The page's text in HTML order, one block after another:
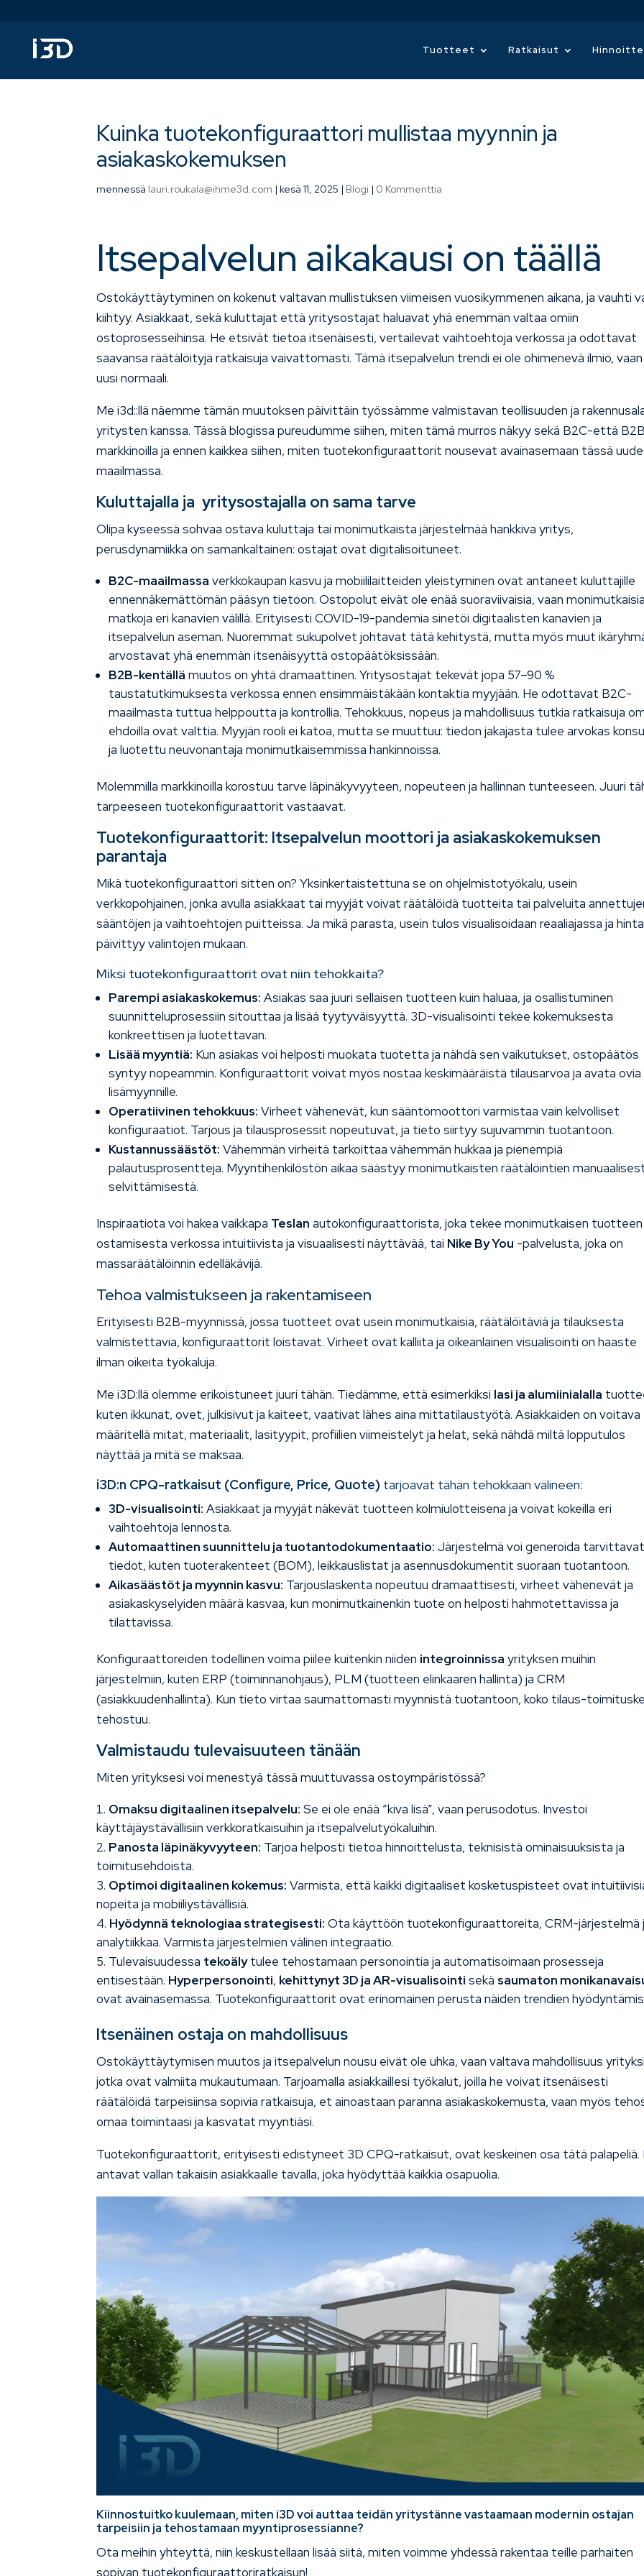
Tuotteet Ratkaisut
Kuinka tuotekonfiguraattori mullistaa myynnin ja
asiakaskokemuksen
mennessä lauri.roukala@ihme3d.com |kesä 11, 2025 | Blogi | 0 Kommenttia
Itsepalvelun aikakausi on täällä
Ostokäyttäytyminen on kokenut valtavan mullistuksen viimeisen vuosikymmenen aikana, ja vauhti
kiihtyy. Asiakkaat, sekä kuluttajat että yritysostajat haluavat yhä enemmän valtaa omiin
ostoprosesseihinsa. He etsivät tietoa itsenäisesti, vertailevat vaihtoehtoja verkossa ja odottavat
saavansa räätälöityjä ratkaisuja vaivattomasti. Tämä itsepalvelun trendi ei ole ohimenevä ilmiö, vaan
uusi normaali.
Me i3d::llä näemme tämän muutoksen päivittäin työssämme valmistavan teollisuuden ja
yritysten kanssa. Tässä blogissa pureudumme siihen, miten tämä murros näkyy sekä B2C-että
markkinoilla ja ennen kaikkea siihen, miten tuotekonfiguraattorit nousevat avainasemaan tässä
maailmassa.
Kuluttajalla ja yritysostajalla on sama tarve
Olipa kyseessä sohvaa ostava kuluttaja tai monimutkaista järjestelmää hankkiva yritys,
perusdynamiikka on samankaltainen: ostajat ovat digitalisoituneet.
B2C-maailmassa verkkokaupan kasvu ja mobiililaitteiden yleistyminen ovat antaneet kuluttajille
ennennäkemättömän pääsyn tietoon. Ostopolut eivät ole enää suoraviivaisia, vaan
matkoja eri kanavien välillä. Erityisesti COVID-19-pandemia sinetöi digitaalisten kanavien ja
itsepalvelun aseman. Nuoremmat sukupolvet johtavat tätä kehitystä, mutta myös muut
arvostavat yhä enemmän itsenäisyyttä ostopäätöksissään.
B2B-kentällä muutos on yhtä dramaattinen. Yritysostajat tekevät jopa 57–90 %
taustatutkimuksesta verkossa ennen ensimmäistäkään kontaktia myyjään. He odottavat B2C-
maailmasta tuttua helppoutta ja kontrollia. Tehokkuus, nopeus ja mahdollisuus tutkia ratkaisuja
ehdoilla ovat valttia. Myyjän rooli ei katoa, mutta se muuttuu: tiedon jakajasta tulee arvokas
ja luotettu neuvonantaja monimutkaisemmissa hankinnoissa.
Molemmilla markkinoilla korostuu tarve läpinäkyvyyteen, nopeuteen ja hallinnan tunteeseen. Juuri
tarpeeseen tuotekonfiguraattorit vastaavat.
Tuotekonfiguraattorit: Itsepalvelun moottori ja asiakaskokemuksen
parantaja
Mikä tuotekonfiguraattori sitten on? Yksinkertaistettuna se on ohjelmistotyökalu, usein
verkkopohjainen, jonka avulla asiakkaat tai myyjät voivat räätälöidä tuotteita tai palveluita
sääntöjen ja vaihtoehtojen puitteissa. Ja mikä parasta, usein tulos visualisoidaan reaaliajassa ja
päivittyy valintojen mukaan.
Miksi tuotekonfiguraattorit ovat niin tehokkaita?
Parempi asiakaskokemus: Asiakas saa juuri sellaisen tuotteen kuin haluaa, ja osallistuminen
suunnitteluprosessiin sitouttaa ja lisää tyytyväisyyttä. 3D-visualisointi tekee kokemuksesta
konkreettisen ja luotettavan.
Lisää myyntiä: Kun asiakas voi helposti muokata tuotetta ja nähdä sen vaikutukset, ostopäätös
syntyy nopeammin. Konfiguraattorit voivat myös nostaa keskimääräistä tilausarvoa ja avata ovia
lisämyynnille.
Operatiivinen tehokkuus: Virheet vähenevät, kun sääntömoottori varmistaa vain kelvolliset
konfiguraatiot. Tarjous ja tilausprosessit nopeutuvat, ja tieto siirtyy sujuvammin tuotantoon.
Kustannussäästöt: Vähemmän virheitä tarkoittaa vähemmän hukkaa ja pienempiä
palautusprosentteja. Myyntihenkilöstön aikaa säästyy monimutkaisten räätälöintien
selvittämisestä.
Inspiraatiota voi hakea vaikkapa Teslan autokonfiguraattorista, joka tekee monimutkaisen tuotteen
ostamisesta verkossa intuitiivista ja visuaalisesti näyttävää, tai Nike By You -palvelusta, joka on
massaräätälöinnin edelläkävijä.
Tehoa valmistukseen ja rakentamiseen
Erityisesti B2B-myynnissä, jossa tuotteet ovat usein monimutkaisia, räätälöitäviä ja tilauksesta
valmistettavia, konfiguraattorit loistavat. Virheet ovat kalliita ja oikeanlainen visualisointi on haaste
ilman oikeita työkaluja.
Me i3D:llä olemme erikoistuneet juuri tähän. Tiedämme, että esimerkiksi lasi ja alumiinialalla
kuten ikkunat, ovet, julkisivut ja kaiteet, vaativat lähes aina mittatilaustyötä. Asiakkaiden on voitava
määritellä mitat, materiaalit, lasityypit, profiilien viimeistelyt ja helat, sekä nähdä miltä lopputulos
näyttää ja mitä se maksaa.
i3D:n CPQ-ratkaisut (Configure, Price, Quote) tarjoavat tähän tehokkaan välineen:
3D-visualisointi: Asiakkaat ja myyjät näkevät tuotteen kolmiulotteisena ja voivat kokeilla eri
vaihtoehtoja lennosta.
Automaattinen suunnittelu ja tuotantodokumentaatio: Järjestelmä voi generoida
tiedot, kuten tuoterakenteet (BOM), leikkauslistat ja asennusdokumentit suoraan tuotantoon.
Aikasäästöt ja myynnin kasvu: Tarjouslaskenta nopeutuu dramaattisesti, virheet vähenevät ja
asiakaskyselyiden määrä kasvaa, kun monimutkainenkin tuote on helposti hahmotettavissa ja
tilattavissa.
Konfiguraattoreiden todellinen voima piilee kuitenkin niiden integroinnissa yrityksen muihin
järjestelmiin, kuten ERP (toiminnanohjaus), PLM (tuotteen elinkaaren hallinta) ja CRM
(asiakkuudenhallinta). Kun tieto virtaa saumattomasti myynnistä tuotantoon, koko tilaus-
tehostuu.
Valmistaudu tulevaisuuteen tänään
Miten yrityksesi voi menestyä tässä muuttuvassa ostoympäristössä?
Omaksu digitaalinen itsepalvelu: Se ei ole enää ”kiva lisä”, vaan perusodotus. Investoi
käyttäjäystävällisiin verkkoratkaisuihin ja itsepalvelutyökaluihin.
Panosta läpinäkyvyyteen: Tarjoa helposti tietoa hinnoittelusta, teknisistä ominaisuuksista ja
toimitusehdoista.
Optimoi digitaalinen kokemus: Varmista, että kaikki digitaaliset kosketuspisteet ovat
nopeita ja mobiiliystävällisiä.
Hyödynnä teknologiaa strategisesti: Ota käyttöön tuotekonfiguraattoreita, CRM-järjestelmä
analytiikkaa. Varmista järjestelmien välinen integraatio.
Tulevaisuudessa tekoälytulee tehostamaan personointia ja automatisoimaan prosesseja
entisestään. Hyperpersonointi, kehittynyt 3D ja AR-visualisointi sekä saumaton
ovat avainasemassa. Tuotekonfiguraattorit ovat erinomainen perusta näiden trendien
Itsenäinen ostaja on mahdollisuus
Ostokäyttäytymisen muutos ja itsepalvelun nousu eivät ole uhka, vaan valtava mahdollisuus
jotka ovat valmiita mukautumaan. Tarjoamalla asiakkaillesi työkalut, joilla he voivat itsenäisesti
räätälöidä tarpeisiinsa sopivia ratkaisuja, et ainoastaan paranna asiakaskokemusta, vaan myös
omaa toimintaasi ja kasvatat myyntiäsi.
Tuotekonfiguraattorit, erityisesti edistyneet 3D CPQ-ratkaisut, ovat keskeinen osa tätä palapeliä.
antavat vallan takaisin asiakkaalle tavalla, joka hyödyttää kaikkia osapuolia.
Kiinnostuitko kuulemaan, miten i3D voi auttaa teidän yritystänne vastaamaan modernin ostajan
tarpeisiin ja tehostamaan myyntiprosessianne?
Ota meihin yhteyttä, niin keskustellaan lisää siitä, miten voimme yhdessä rakentaa teille parhaiten
sopivan tuotekonfiguraattoriratkaisun!